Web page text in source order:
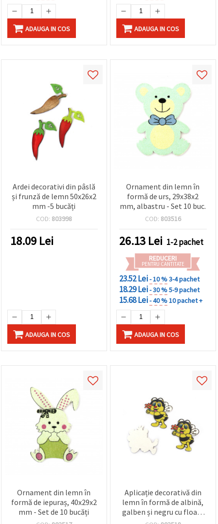
ADAUGA IN COS ADAUGA IN COS
Ardei decorativi din pâslă
și frunză de lemn 50x26x2
mm -5 bucăți
COD: 803998
18.09 Lei
ADAUGA IN COS
Ornament din lemn în
formă de urs, 29x38x2
mm, albastru - Set 10 buc.
COD: 803516
26.13 Lei 1-2 pachet
REDUCERI
PENTRU CANTITATE
23.52 Lei- 10 %3-4 pachet
18.29 Lei- 30 %5-9 pachet
15.68 Lei- 40 %10 pachet +
ADAUGA IN COS
Ornament din lemn în
formă de iepuraș, 40x29x2
mm - Set de 10 bucăți
Aplicație decorativă din
lemn în formă de albină,
galben și negru cu floare
portocalie, 36x41x2 mm -